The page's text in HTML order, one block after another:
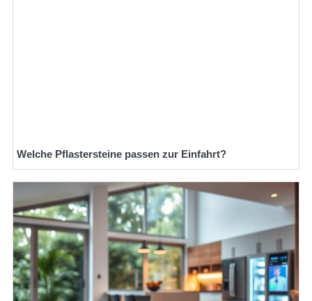
Welche Pflastersteine passen zur Einfahrt?